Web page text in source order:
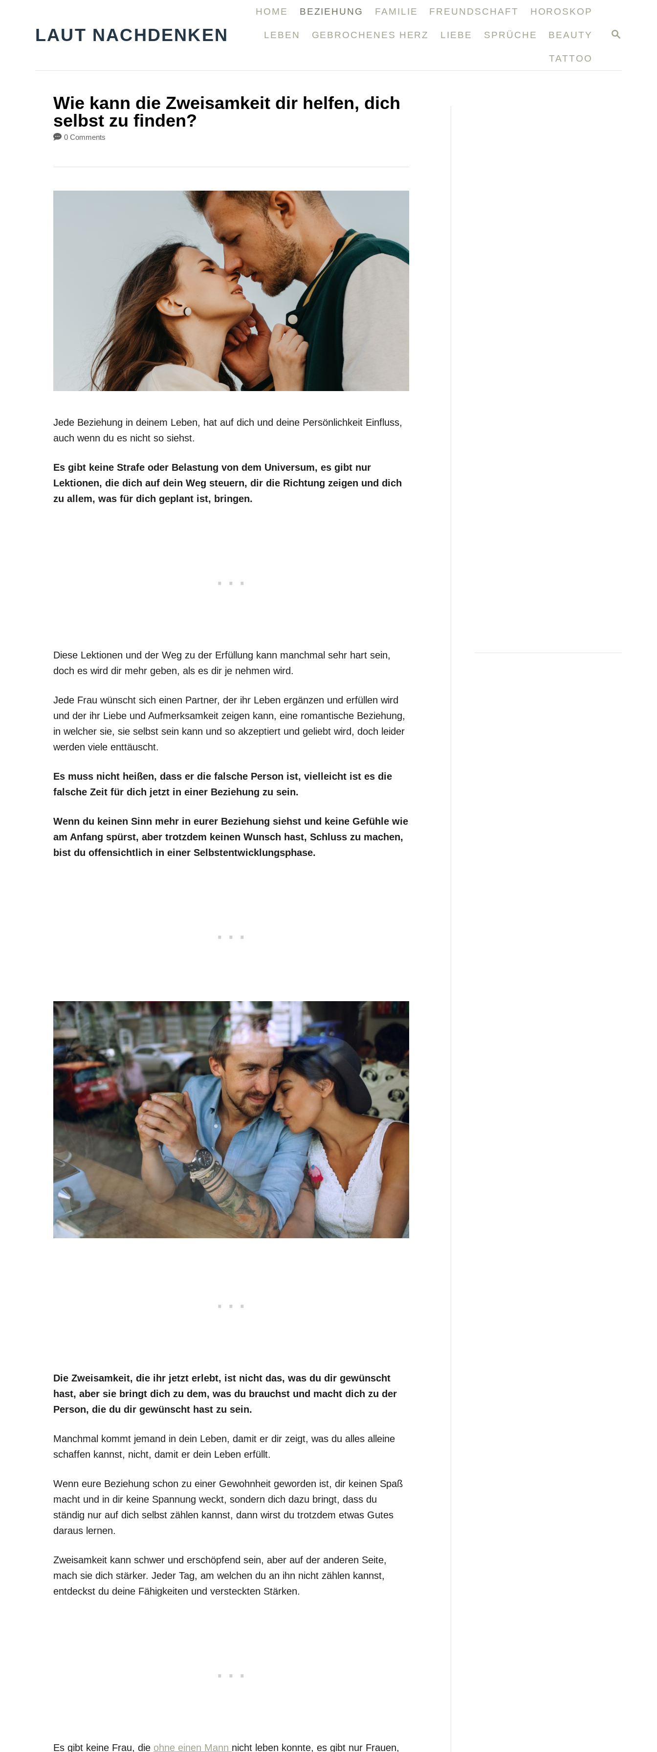
S
LAUT NACHDENKEN
HOME BEZIEHUNG FAMILIE FREUNDSCHAFT HOROSKOP
LEBEN GEBROCHENES HERZ LIEBE SPRÜCHE BEAUTY
TATTOO
Wie kann die Zweisamkeit dir helfen, dich
selbst zu finden?
0 Comments
Jede Beziehung in deinem Leben, hat auf dich und deine Persönlichkeit Einfluss,
auch wenn du es nicht so siehst.
Es gibt keine Strafe oder Belastung von dem Universum, es gibt nur
Lektionen, die dich auf dein Weg steuern, dir die Richtung zeigen und dich
zu allem, was für dich geplant ist, bringen.
Diese Lektionen und der Weg zu der Erfüllung kann manchmal sehr hart sein,
doch es wird dir mehr geben, als es dir je nehmen wird.
Jede Frau wünscht sich einen Partner, der ihr Leben ergänzen und erfüllen wird
und der ihr Liebe und Aufmerksamkeit zeigen kann, eine romantische Beziehung,
in welcher sie, sie selbst sein kann und so akzeptiert und geliebt wird, doch leider
werden viele enttäuscht.
Es muss nicht heißen, dass er die falsche Person ist, vielleicht ist es die
falsche Zeit für dich jetzt in einer Beziehung zu sein.
Wenn du keinen Sinn mehr in eurer Beziehung siehst und keine Gefühle wie
am Anfang spürst, aber trotzdem keinen Wunsch hast, Schluss zu machen,
bist du offensichtlich in einer Selbstentwicklungsphase.
Die Zweisamkeit, die ihr jetzt erlebt, ist nicht das, was du dir gewünscht
hast, aber sie bringt dich zu dem, was du brauchst und macht dich zu der
Person, die du dir gewünscht hast zu sein.
Manchmal kommt jemand in dein Leben, damit er dir zeigt, was du alles alleine
schaffen kannst, nicht, damit er dein Leben erfüllt.
Wenn eure Beziehung schon zu einer Gewohnheit geworden ist, dir keinen Spaß
macht und in dir keine Spannung weckt, sondern dich dazu bringt, dass du
ständig nur auf dich selbst zählen kannst, dann wirst du trotzdem etwas Gutes
daraus lernen.
Zweisamkeit kann schwer und erschöpfend sein, aber auf der anderen Seite,
mach sie dich stärker. Jeder Tag, am welchen du an ihn nicht zählen kannst,
entdeckst du deine Fähigkeiten und versteckten Stärken.
Es gibt keine Frau, die ohne einen Mann nicht leben konnte, es gibt nur Frauen,